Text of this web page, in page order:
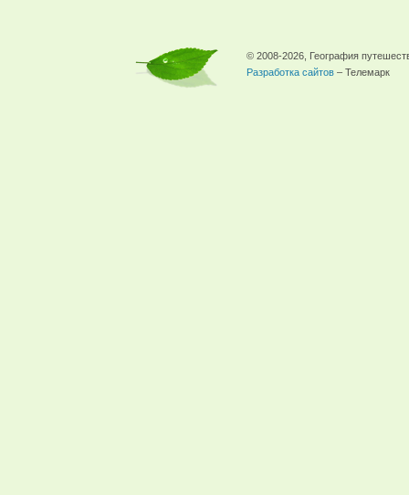
© 2008-2026, География
Разработка сайтов – Телемарк